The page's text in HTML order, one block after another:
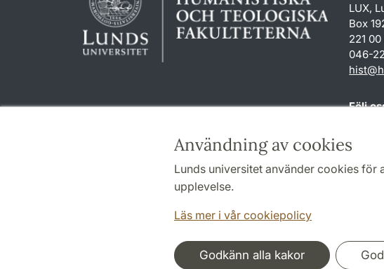
Användning av cookies
Lunds universitet använder cookies
upplevelse.
Läs mer i vår cookiepolicy
Godkänn alla kakor
LUX,
Box
221 00
046-
hist@
Följ